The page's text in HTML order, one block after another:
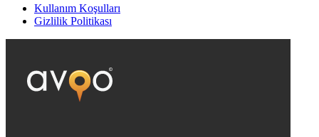
Kullanım Koşulları
Gizlilik Politikası